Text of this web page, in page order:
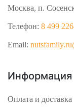
Москва, п.
Телефон: 8 499
Email:
Информация
Оплата и доставка